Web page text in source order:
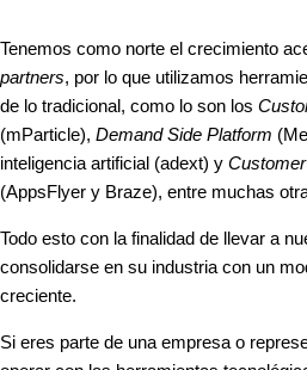
Tenemos como norte el crecimiento
partners, por lo que utilizamos
de lo tradicional, como lo son los
(mParticle), Demand Side Platform
inteligencia artificial (adext) y
(AppsFlyer y Braze), entre muchas
Todo esto con la finalidad de llevar a
consolidarse en su industria con un
creciente.
Si eres parte de una empresa o